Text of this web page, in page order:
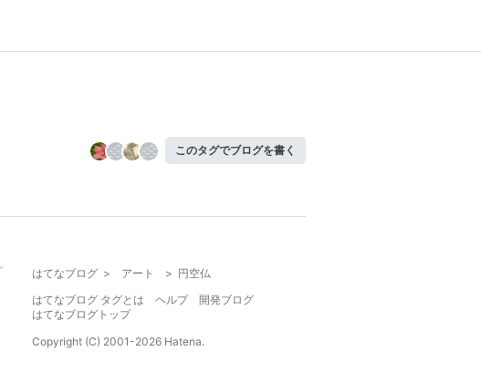
このタグでブログを書く
はてなブログ > アート > 円空仏
はてなブログ タグとは
ヘルプ
開発ブログ
はてなブログトップ
Copyright (C) 2001-2026 Hatena.